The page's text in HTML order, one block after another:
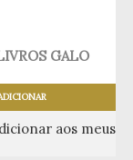
GALO
aos meus